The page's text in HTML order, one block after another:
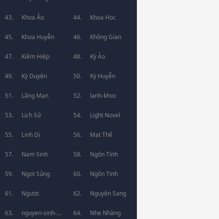
Khoa Ảo Khoa Học
Khoa Huyễn Không Gian
Kiếm Hiệp Kỳ Ảo
Kỳ Duyên Kỳ Huyễn
Lãng Mạn lanh-khoc
Lịch Sử Light Novel
Linh Dị Mạt Thế
Nam Sinh Ngôn Tình
Ngọt Sủng Ngôn Tinh
Ngược Nguyên Sang
nguyen-sinh- Nhẹ Nhàng